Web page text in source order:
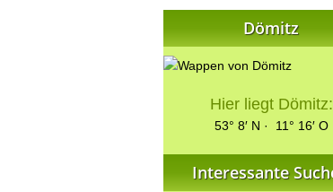
Dömitz
Hier liegt Dömitz:
53° 8′ N · 11° 16′ O
Interessante